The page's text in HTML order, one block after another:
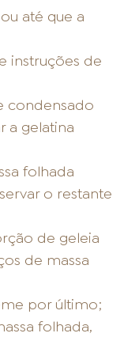
até que a
instruções de
condensado
a gelatina
folhada
o restante
de geleia
de massa
por último;
folhada,